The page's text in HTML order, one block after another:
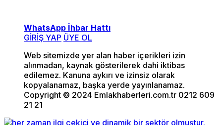
WhatsApp İhbar Hattı
GİRİŞ YAP ÜYE OL
Web sitemizde yer alan haber içerikleri izin
alınmadan, kaynak gösterilerek dahi iktibas
edilemez. Kanuna aykırı ve izinsiz olarak
kopyalanamaz, başka yerde yayınlanamaz.
Copyright © 2024 Emlakhaberleri.com.tr 0212 609
21 21